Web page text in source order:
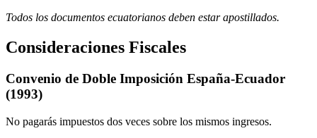
Todos los documentos ecuatorianos deben estar apostillados.
Consideraciones Fiscales
Convenio de Doble Imposición España-Ecuador
(1993)
No pagarás impuestos dos veces sobre los mismos ingresos.